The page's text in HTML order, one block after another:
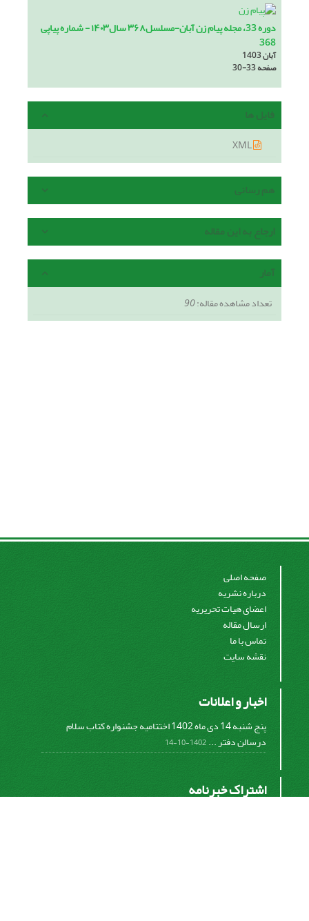
دوره 33، مجله پیام زن آبان-مسلسل۳۶۸ سال۱۴۰۳ - شماره پیاپی
368
آبان 1403
صفحه30-33
فایل ها
هم رسانی
ارجاع به این مقاله
آمار
تعداد مشاهده مقاله:90
صفحه اصلی
درباره نشریه
اعضای هیات تحریریه
ارسال مقاله
تماس با ما
نقشه سایت
اخبار و اعلانات
پنج شنبه 14 دی ماه 1402 اختتامیه جشنواره کتاب سلام
درسالن دفتر ...1402-10-14
اشتراک خبرنامه